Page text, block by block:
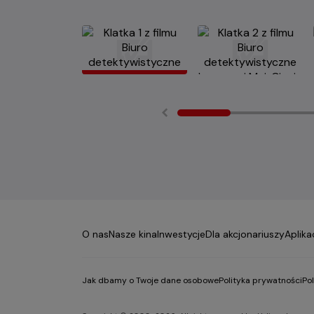
O nasNasze kinaInwestycjeDla akcjonariuszy
Jak dbamy o Twoje dane osobowePolityka prywatności